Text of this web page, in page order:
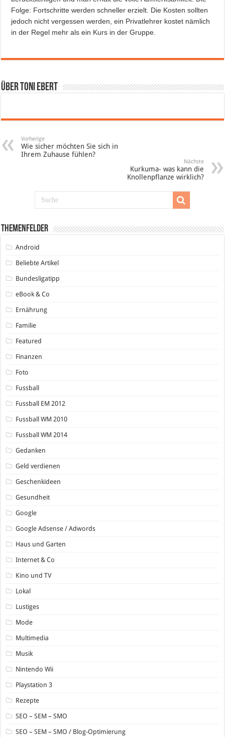
Folge: Fortschritte werden schneller erzielt. Die Kosten sollten
jedoch nicht vergessen werden, ein Privatlehrer kostet nämlich
in der Regel mehr als ein Kurs in der Gruppe.
Über Toni Ebert
Vorherige
Wie sicher möchten Sie sich in
Ihrem Zuhause fühlen?
Nächste
Kurkuma- was kann die
Knollenpflanze wirklich?
Themenfelder
Android
Beliebte Artikel
Bundesligatipp
eBook & Co
Ernährung
Familie
Featured
Finanzen
Foto
Fussball
Fussball EM 2012
Fussball WM 2010
Fussball WM 2014
Gedanken
Geld verdienen
Geschenkideen
Gesundheit
Google
Google Adsense / Adwords
Haus und Garten
Internet & Co
Kino und TV
Lokal
Lustiges
Mode
Multimedia
Musik
Nintendo Wii
Playstation 3
Rezepte
SEO – SEM – SMO
SEO – SEM – SMO / Blog-Optimierung